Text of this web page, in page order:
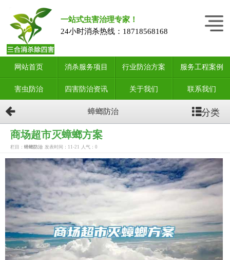
一站式虫害治理专家！
24小时消杀热线： 18718568168
网站首页 消杀服务项目 行业防治方案 服务工程案例
害虫防治 四害防治资讯 关于我们 联系我们
蟑螂防治 分类
商场超市灭蟑螂方案
栏目： 蟑螂防治 发表时间：11-21 人气： 0